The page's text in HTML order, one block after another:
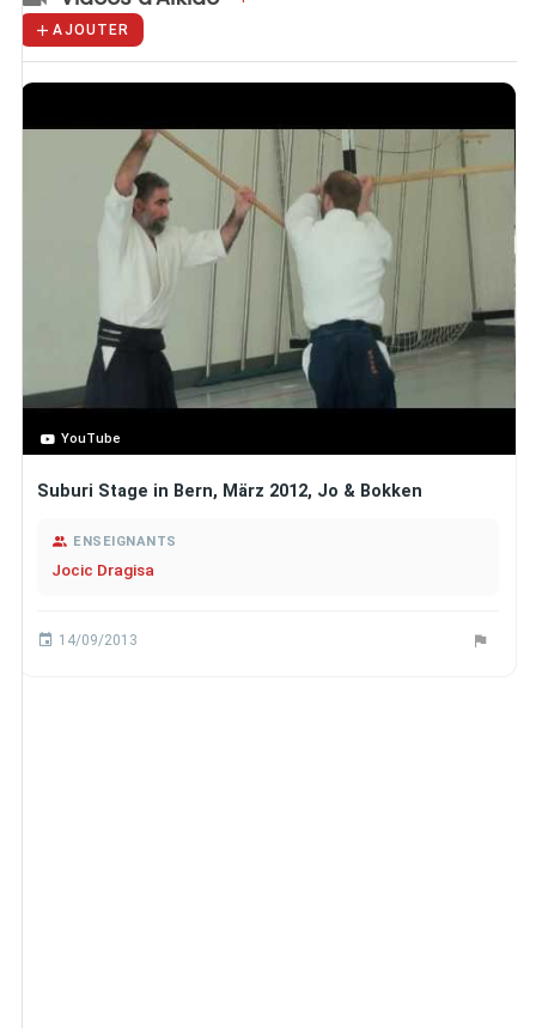
AJOUTER
YouTube
Suburi Stage in Bern, März 2012, Jo & Bokken
ENSEIGNANTS
Jocic Dragisa
14/09/2013